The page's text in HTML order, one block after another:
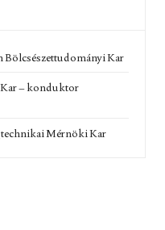
Bölcsészettudományi Kar
Kar – konduktor
Mérnöki Kar